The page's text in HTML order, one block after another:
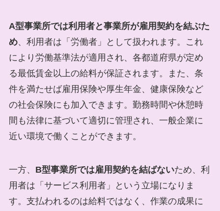
A型事業所では利用者と事業所が雇用契約を結ぶた
め、利用者は「労働者」として扱われます。これ
により労働基準法が適用され、各都道府県が定め
る最低賃金以上の給料が保証されます。また、条
件を満たせば雇用保険や厚生年金、健康保険など
の社会保険にも加入できます。勤務時間や休憩時
間も法律に基づいて適切に管理され、一般企業に
近い環境で働くことができます。
一方、 B型事業所では雇用契約を結ばないため、利
用者は「サービス利用者」という立場になりま
す。支払われるのは給料ではなく、作業の成果に